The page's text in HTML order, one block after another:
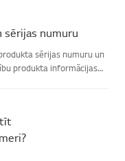
sērijas numuru
sērijas numuru un
produkta informācijas